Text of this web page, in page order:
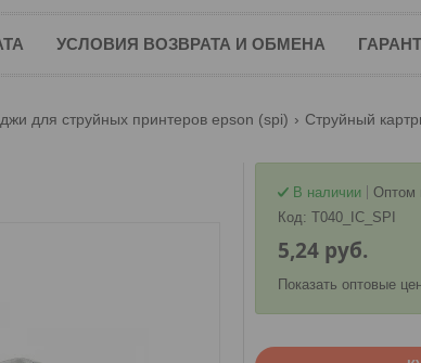
УСЛОВИЯ ВОЗВРАТА И ОБМЕНА
для струйных принтеров epson (spi)
В наличии
Оптом
Код: T040_IC_SPI
5,24 руб.
Показать оптовые